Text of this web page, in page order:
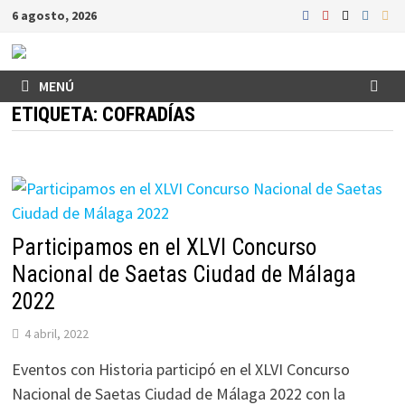
Saltar
contenido
6 agosto, 2026
MENÚ
ETIQUETA: COFRADÍAS
Participamos en el XLVI Concurso
Nacional de Saetas Ciudad de Málaga
2022
4 abril, 2022
Eventos con Historia participó en el XLVI Concurso
Nacional de Saetas Ciudad de Málaga 2022 con la